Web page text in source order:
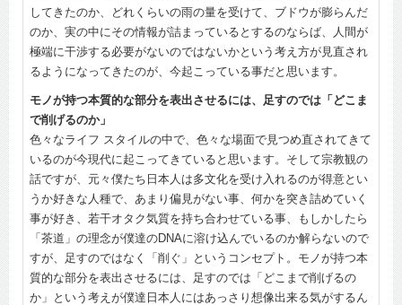
してきたのか、どれくらいの雨の量を受けて、ブドウが膨らんだ
のか、実の中にその情報が詰まっているとするのならば、人間が
極端に干渉する必要がないのではないかという考え方が見直され
るようになってきたのが、今起こっている事だと思います。
モノが持つ本質的な部分を表出させるには、足すのでは「どこま
で削げるのか」
色々なライフ スタイルの中で、色々な場面で見つめ直されてきて
いるのが今現代に起こってきていると思います。そして宗教観の
話ですが、元々僕たち日本人は多文化を受け入れるのが得意とい
うか好きな人種で、あまり偏見がない事、何かを突き詰めていく
事が好き、若干オタク気質を持ち合わせている事、もしかしたら
「茶道」の理念が僕達のDNAに溶け込んでいるのか解らないので
すが、足すのではなく「削ぐ」というコンセプト。モノが持つ本
質的な部分を表出させるには、足すのでは「どこまで削げるの
か」という考えが僕達日本人にはあっさり想像出来る気がするん